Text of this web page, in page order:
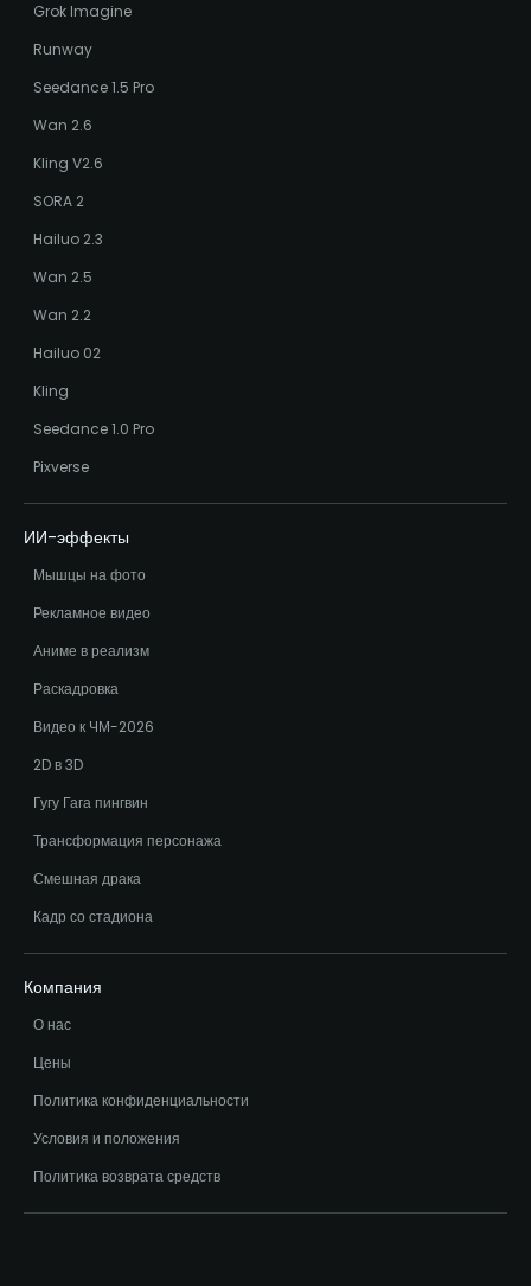
Grok Imagine
Runway
Seedance 1.5 Pro
Wan 2.6
Kling V2.6
SORA 2
Hailuo 2.3
Wan 2.5
Wan 2.2
Hailuo 02
Kling
Seedance 1.0 Pro
Pixverse
ИИ-эффекты
Мышцы на фото
Рекламное видео
Аниме в реализм
Раскадровка
Видео к ЧМ-2026
2D в 3D
Гугу Гага пингвин
Трансформация персонажа
Смешная драка
Кадр со стадиона
Компания
О нас
Цены
Политика конфиденциальности
Условия и положения
Политика возврата средств